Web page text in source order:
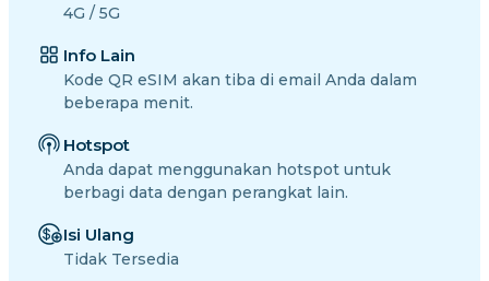
4G / 5G
Info Lain
Kode QR eSIM akan tiba di email Anda dalam
beberapa menit.
Hotspot
Anda dapat menggunakan hotspot untuk
berbagi data dengan perangkat lain.
Isi Ulang
Tidak Tersedia